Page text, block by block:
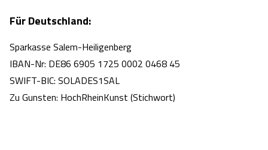
Für Deutschland:
Sparkasse Salem-Heiligenberg
IBAN-Nr: DE86 6905 1725 0002 0468 45
SWIFT-BIC: SOLADES1SAL
Zu Gunsten: HochRheinKunst (Stichwort)